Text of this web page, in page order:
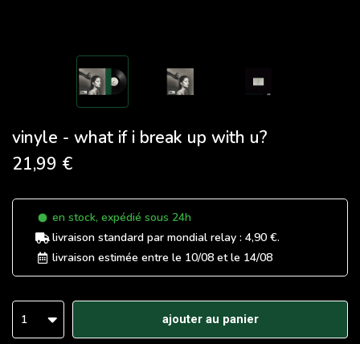
vinyle - what if i break up with u?
21,99 €
en stock, expédié sous 24h
livraison standard par mondial relay : 4,90 €.
livraison estimée entre le 10/08 et le 14/08
1 ajouter au panier